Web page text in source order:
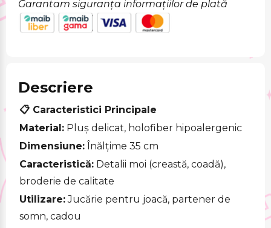
Garantam siguranța informațiilor de plată
Descriere
📋 Caracteristici Principale
Material: Pluș delicat, holofiber hipoalergenic
Dimensiune: Înălțime 35 cm
Caracteristică: Detalii moi (creastă, coadă),
broderie de calitate
Utilizare:Jucărie pentru joacă, partener de
somn, cadou